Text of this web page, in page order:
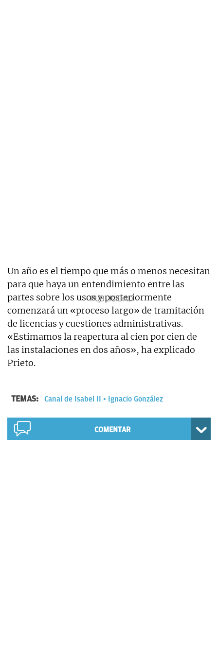
Un año es el tiempo que más o menos necesitan
para que haya un entendimiento entre las
partes sobre los usos y posteriormente
comenzará un «proceso largo» de tramitación
de licencias y cuestiones administrativas.
«Estimamos la reapertura al cien por cien de
las instalaciones en dos años», ha explicado
Prieto.
TEMAS: Canal de Isabel II Ignacio González
COMENTAR